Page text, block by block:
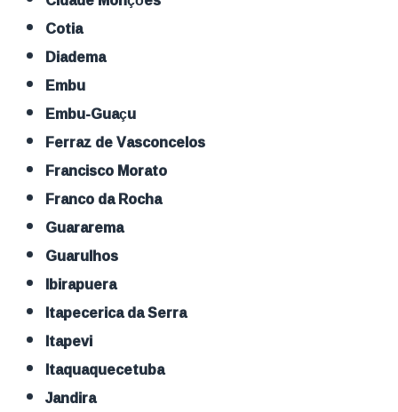
Cotia
Diadema
Embu
Embu-Guaçu
Ferraz de Vasconcelos
Francisco Morato
Franco da Rocha
Guararema
Guarulhos
Ibirapuera
Itapecerica da Serra
Itapevi
Itaquaquecetuba
Jandira